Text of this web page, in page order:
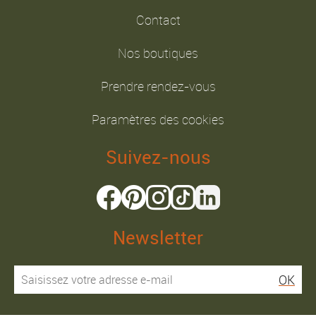
Contact
Nos boutiques
Prendre rendez-vous
Paramètres des cookies
Suivez-nous
Newsletter
OK